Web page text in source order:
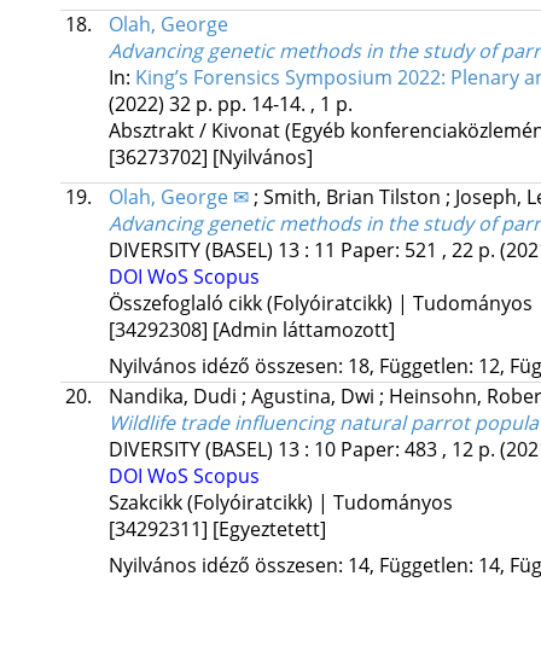
18.
Olah, George
Advancing genetic methods in the study of
In: King’s Forensics Symposium 2022: Plenary
(2022) 32 p. pp. 14-14. , 1 p.
Absztrakt / Kivonat (Egyéb
[36273702] [Nyilvános]
19.
Olah, George ✉; Smith, Brian Tilston ; Joseph,
Advancing genetic methods in the study of
DIVERSITY (BASEL) 13: 11 Paper: 521 , 22 p.
DOI WoS Scopus
Összefoglaló cikk (Folyóiratcikk) | Tudományos
[34292308] [Admin láttamozott]
Nyilvános idéző összesen: 18, Független: 12,
20.
Nandika, Dudi ; Agustina, Dwi ; Heinsohn,
Wildlife trade influencing natural parrot
DIVERSITY (BASEL) 13: 10 Paper: 483 , 12 p.
DOI WoS Scopus
Szakcikk (Folyóiratcikk) | Tudományos
[34292311] [Egyeztetett]
Nyilvános idéző összesen: 14, Független: 14,